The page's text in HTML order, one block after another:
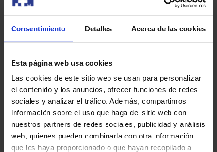
Consentimiento Detalles Acerca de las cookies
Esta página web usa cookies
Las cookies de este sitio web se usan para personalizar
el contenido y los anuncios, ofrecer funciones de redes
sociales y analizar el tráfico. Además, compartimos
información sobre el uso que haga del sitio web con
nuestros partners de redes sociales, publicidad y análisis
web, quienes pueden combinarla con otra información
que les haya proporcionado o que hayan recopilado a
compra.
Su pago ha sido realizado
con éxito. En breve le
enviaremos un correo
electrónico con los datos
de su compra.
Gracias por confiar en HM
Hospitales